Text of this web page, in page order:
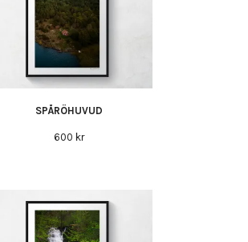
SPÅRÖHUVUD
600 kr